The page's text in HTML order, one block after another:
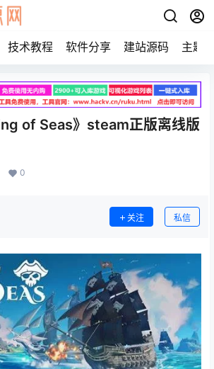
技术教程 软件分享 建站源码 主题
of Seas》steam正版离线版
0
关注 私信